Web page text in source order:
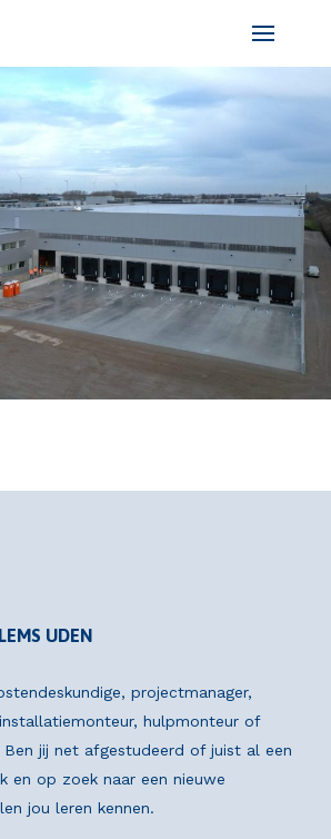
UDEN
projectmanager,
hulpmonteur of
jij net afgestudeerd of juist al een
en op zoek naar een nieuwe
jou leren kennen.